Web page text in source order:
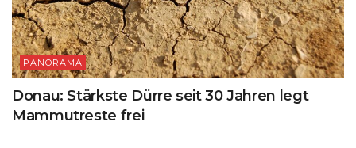
PANORAMA
Donau: Stärkste Dürre seit 30 Jahren legt
Mammutreste frei